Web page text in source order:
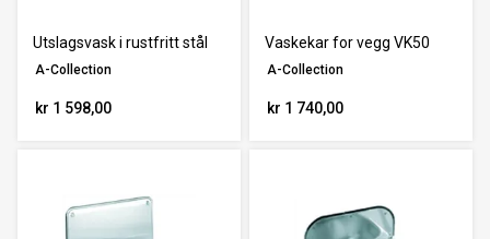
Utslagsvask i rustfritt stål
A-Collection
kr 1 598,00
Vaskekar for vegg VK50
A-Collection
kr 1 740,00